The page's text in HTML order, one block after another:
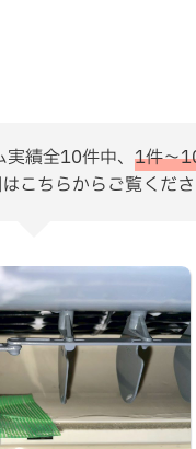
績全10件中、 1件〜
こちらからご覧くださ